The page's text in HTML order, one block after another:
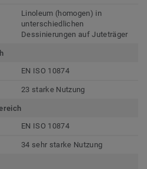
Linoleum (homogen) in
unterschiedlichen
Dessinierungen auf Juteträger
EN ISO 10874
23 starke Nutzung
EN ISO 10874
34 sehr starke Nutzung